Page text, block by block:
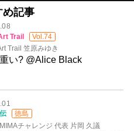
め記事
Trail
Vol.74
Trail 笠原みゆき
い? @Alice Black
徳島
チャレンジ 代表 片岡 久議